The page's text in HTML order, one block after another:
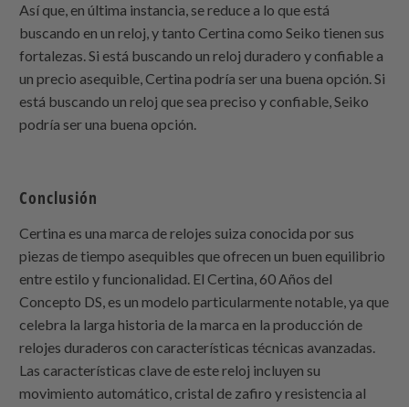
Así que, en última instancia, se reduce a lo que está
buscando en un reloj, y tanto Certina como Seiko tienen sus
fortalezas. Si está buscando un reloj duradero y confiable a
un precio asequible, Certina podría ser una buena opción. Si
está buscando un reloj que sea preciso y confiable, Seiko
podría ser una buena opción.
Conclusión
Certina es una marca de relojes suiza conocida por sus
piezas de tiempo asequibles que ofrecen un buen equilibrio
entre estilo y funcionalidad. El Certina, 60 Años del
Concepto DS, es un modelo particularmente notable, ya que
celebra la larga historia de la marca en la producción de
relojes duraderos con características técnicas avanzadas.
Las características clave de este reloj incluyen su
movimiento automático, cristal de zafiro y resistencia al